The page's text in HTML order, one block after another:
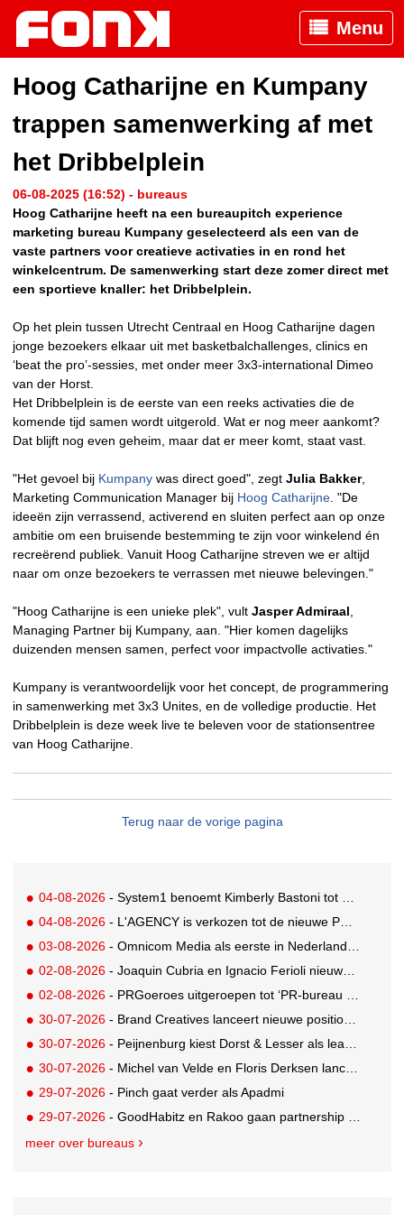
Menu
Hoog Catharijne en Kumpany
trappen samenwerking af met
het Dribbelplein
06-08-2025 (16:52) - bureaus
Hoog Catharijne heeft na een bureaupitch experience
marketing bureau Kumpany geselecteerd als een van de
vaste partners voor creatieve activaties in en rond het
winkelcentrum. De samenwerking start deze zomer direct met
een sportieve knaller: het Dribbelplein.
Op het plein tussen Utrecht Centraal en Hoog Catharijne dagen
jonge bezoekers elkaar uit met basketbalchallenges, clinics en
‘beat the pro’-sessies, met onder meer 3x3-international Dimeo
van der Horst.
Het Dribbelplein is de eerste van een reeks activaties die de
komende tijd samen wordt uitgerold. Wat er nog meer aankomt?
Dat blijft nog even geheim, maar dat er meer komt, staat vast.
"Het gevoel bij Kumpany was direct goed", zegt Julia Bakker,
Marketing Communication Manager bij Hoog Catharijne . "De
ideeën zijn verrassend, activerend en sluiten perfect aan op onze
ambitie om een bruisende bestemming te zijn voor winkelend én
recreërend publiek. Vanuit Hoog Catharijne streven we er altijd
naar om onze bezoekers te verrassen met nieuwe belevingen."
"Hoog Catharijne is een unieke plek", vult Jasper Admiraal
Managing Partner bij Kumpany, aan. "Hier komen dagelijks
duizenden mensen samen, perfect voor impactvolle activaties."
Kumpany is verantwoordelijk voor het concept, de programmering
in samenwerking met 3x3 Unites, en de volledige productie. Het
Dribbelplein is deze week live te beleven voor de stationsentree
van Hoog Catharijne.
Terug naar de vorige pagina
04-08-2026 - System1 benoemt Kimberly Bastoni tot Gobal Chief Commercial Officer
04-08-2026 - L'AGENCY is verkozen tot de nieuwe PR-partner van KoRo
03-08-2026 - Omnicom Media als eerste in Nederland actief met advertenties in ChatGPT
02-08-2026 - Joaquin Cubria en Ignacio Ferioli nieuwe Global CCO’s GUT, Renata Neumann Global Head of Production
02-08-2026 - PRGoeroes uitgeroepen tot ‘PR-bureau van het jaar 2026’
30-07-2026 - Brand Creatives lanceert nieuwe positionering: Create to Celebrate
30-07-2026 - Peijnenburg kiest Dorst & Lesser als lead social agency
30-07-2026 - Michel van Velde en Floris Derksen lanceren I.C.Y. group: drie specialistische bureaus, één visie op groei
29-07-2026 - Pinch gaat verder als Apadmi
29-07-2026 - GoodHabitz en Rakoo gaan partnership aan voor geïntegreerde talentontwikkeling
meer over bureaus